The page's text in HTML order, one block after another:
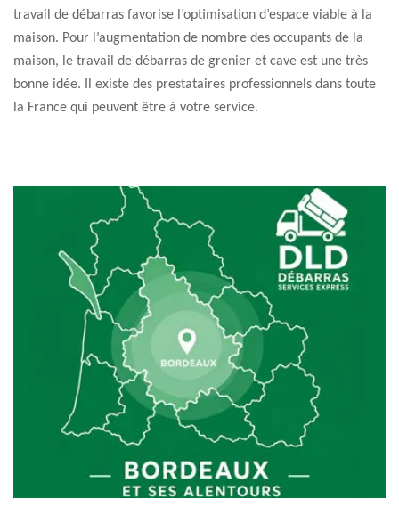
travail de débarras favorise l’optimisation d’espace viable à la
maison. Pour l’augmentation de nombre des occupants de la
maison, le travail de débarras de grenier et cave est une très
bonne idée. Il existe des prestataires professionnels dans toute
la France qui peuvent être à votre service.